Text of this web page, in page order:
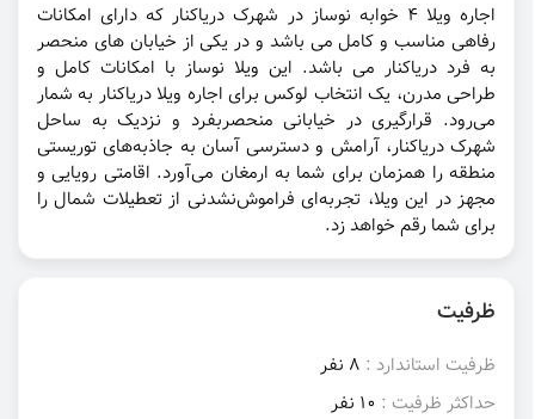
اجاره ویلا ۴ خوابه نوساز در شهرک دریاکنار که دارای امکانات
رفاهی مناسب و کامل می باشد و در یکی از خیابان های منحصر
به فرد دریاکنار می باشد. این ویلا نوساز با امکانات کامل و
طراحی مدرن، یک انتخاب لوکس برای اجاره ویلا دریاکنار به شمار
می‌رود. قرارگیری در خیابانی منحصر‌بفرد و نزدیک به ساحل
شهرک دریاکنار، آرامش و دسترسی آسان به جاذبه‌های توریستی
منطقه را همزمان برای شما به ارمغان می‌آورد. اقامتی رویایی و
مجهز در این ویلا، تجربه‌ای فراموش‌نشدنی از تعطیلات شمال را
برای شما رقم خواهد زد.
ظرفیت
ظرفیت استاندارد : 8 نفر
حداکثر ظرفیت : 10 نفر